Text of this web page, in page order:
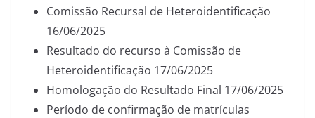
Comissão Recursal de Heteroidentificação
16/06/2025
Resultado do recurso à Comissão de
Heteroidentificação 17/06/2025
Homologação do Resultado Final 17/06/2025
Período de confirmação de matrículas